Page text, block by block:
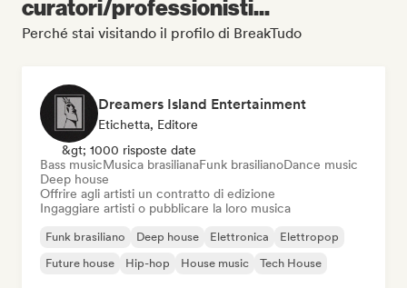
curatori/professionisti...
Perché stai visitando il profilo di BreakTudo
Dreamers Island Entertainment
Etichetta, Editore
&gt; 1000 risposte date
Bass musicMusica brasilianaFunk brasilianoDance music
Deep house
Offrire agli artisti un contratto di edizione
Ingaggiare artisti o pubblicare la loro musica
Funk brasiliano Deep house Elettronica
Elettropop
Future house
Hip-hop House music Tech House